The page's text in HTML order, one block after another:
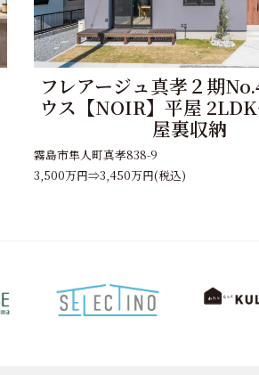
フレアージュ真孝２期
ウス【NOIR】平屋
屋裏収納
霧島市隼人町真孝838-9
3,500万円⇒3,450万円(税込)